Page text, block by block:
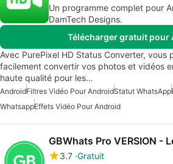
Un programme complet pour
DamTech Designs.
Télécharger gratuit pour
Avec PurePixel HD Status Converter,
facilement convertir vos photos et vidéos
haute qualité pour les…
AndroidFiltres Vidéo Pour AndroidStatut WhatsApp
WhatsappEffets Vidéo Pour Android
GBWhats Pro VERSION -
3.7 Gratuit